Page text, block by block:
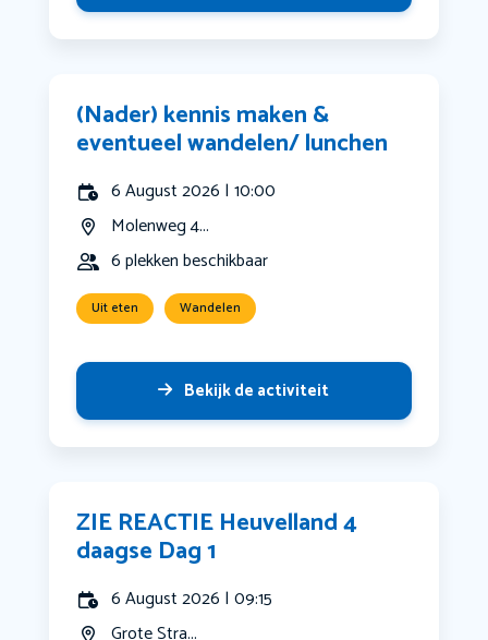
(Nader) kennis maken &
eventueel wandelen/ lunchen
6 August 2026 | 10:00
Molenweg 4...
6 plekken beschikbaar
Uit eten Wandelen
Bekijk de activiteit
ZIE REACTIE Heuvelland 4
daagse Dag 1
6 August 2026 | 09:15